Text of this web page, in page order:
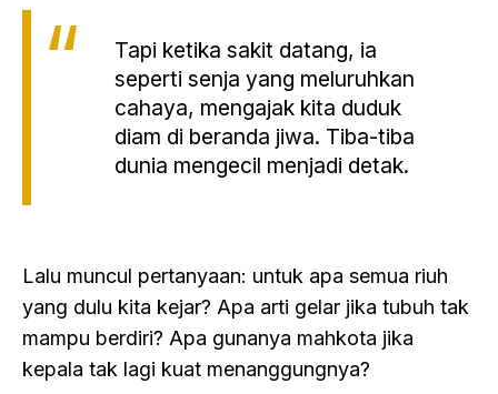
Tapi ketika sakit datang, ia
seperti senja yang meluruhkan
cahaya, mengajak kita duduk
diam di beranda jiwa. Tiba-tiba
dunia mengecil menjadi detak.
Lalu muncul pertanyaan: untuk apa semua riuh
yang dulu kita kejar? Apa arti gelar jika tubuh tak
mampu berdiri? Apa gunanya mahkota jika
kepala tak lagi kuat menanggungnya?